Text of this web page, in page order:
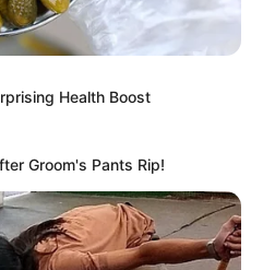
Health Boost
Groom's Pants Rip!